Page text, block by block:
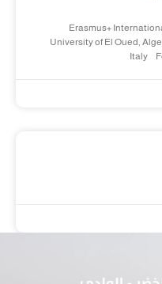
Erasmus+
University of El Oued,
Italy